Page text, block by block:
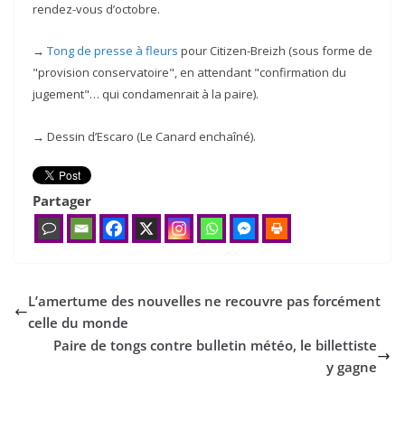
rendez-vous d’octobre.
→ Tong de presse à fleurs pour Citizen-Breizh (sous forme de
"provision conservatoire", en attendant "confirmation du
jugement"… qui condamenrait à la paire).
→ Dessin d’Escaro (Le Canard enchaîné).
Partager
L’amertume des nouvelles ne recouvre pas forcément
celle du monde
Paire de tongs contre bulletin météo, le billettiste
y gagne